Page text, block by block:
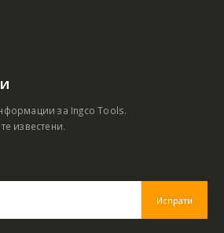
за Ingco Tools.
известени.